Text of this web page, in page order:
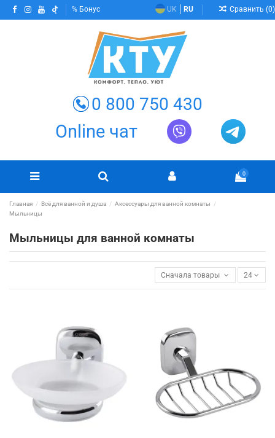
Бонус UK RU Сравнить (0)
0 800 750 430
Online чат
0
Главная Всё для ванной и душа
Аксессуары для ванной комнаты
Мыльницы
Мыльницы для ванной комнаты
Сначала товары в наличии
24